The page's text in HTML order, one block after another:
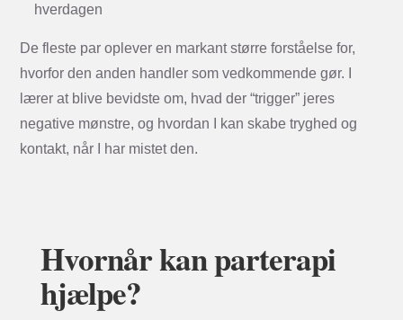
hverdagen
De fleste par oplever en markant større forståelse for,
hvorfor den anden handler som vedkommende gør. I
lærer at blive bevidste om, hvad der “trigger” jeres
negative mønstre, og hvordan I kan skabe tryghed og
kontakt, når I har mistet den.
Hvornår kan parterapi
hjælpe?